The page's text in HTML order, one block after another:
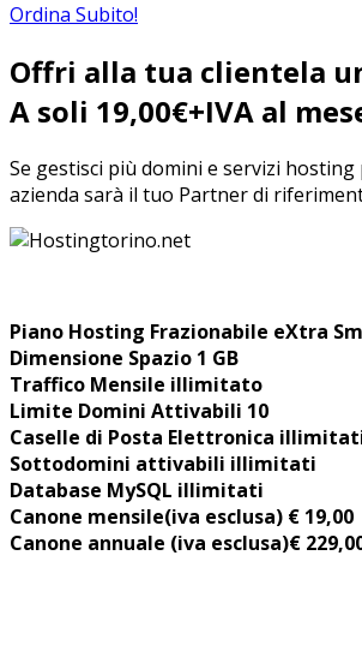
Ordina Subito!
Offri alla tua clientela
A soli 19,00€+IVA al
Se gestisci più domini e servizi
azienda sarà il tuo Partner di
Piano Hosting Frazionabile eXtra
Dimensione Spazio 1 GB
Traffico Mensile illimitato
Limite Domini Attivabili 10
Caselle di Posta Elettronica
Sottodomini attivabili illimitati
Database MySQL illimitati
Canone mensile(iva esclusa) € 19,00
Canone annuale (iva esclusa)€